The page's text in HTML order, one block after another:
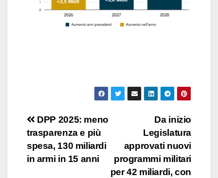
Navigazione
articoli
Da inizio
Legislatura
approvati nuovi
programmi militari
per 42 miliardi, con
DPP 2025: meno
trasparenza e più
spesa, 130 miliardi
in armi in 15 anni